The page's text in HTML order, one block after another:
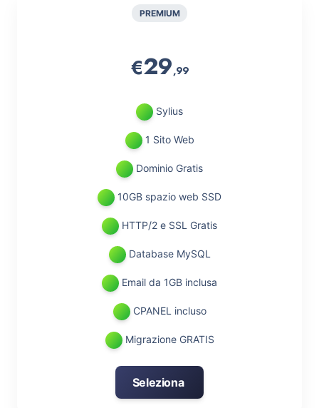
PREMIUM
€29,99
Sylius
1 Sito Web
Dominio Gratis
10GB spazio web SSD
HTTP/2 e SSL Gratis
Database MySQL
Email da 1GB inclusa
CPANEL incluso
Migrazione GRATIS
Seleziona